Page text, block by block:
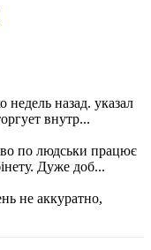
недель назад. указал
внутр...
по людськи працює
Дуже доб...
не аккуратно,